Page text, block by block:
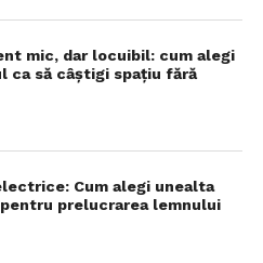
mic, dar locuibil: cum alegi
ca să câștigi spațiu fără
Cum alegi unealta
prelucrarea lemnului